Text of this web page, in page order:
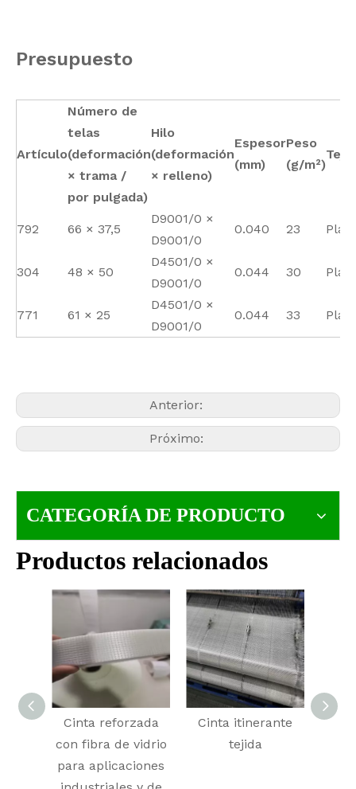
Presupuesto
Artículo
Número de
telas
(deformación
× trama /
por pulgada)
Hilo
(deformación
× relleno)
Espesor
(mm)
Peso
(g/m²)
792 66 × 37,5
D9001/0 ×
D9001/0
0.040 23
304 48 × 50
D4501/0 ×
D9001/0
0.044 30
771 61 × 25
D4501/0 ×
D9001/0
0.044 33
Anterior:
Próximo:
CATEGORÍA DE PRODUCTO
Productos relacionados
Cinta reforzada
con fibra de vidrio
para aplicaciones
Cinta itinerante
tejida